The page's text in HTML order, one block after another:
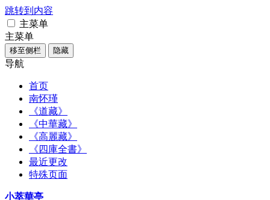
跳转到内容
主菜单
主菜单
移至侧栏 隐藏
导航
首页
南怀瑾
《道藏》
《中華藏》
《高麗藏》
《四庫全書》
最近更改
特殊页面
小萃華亭